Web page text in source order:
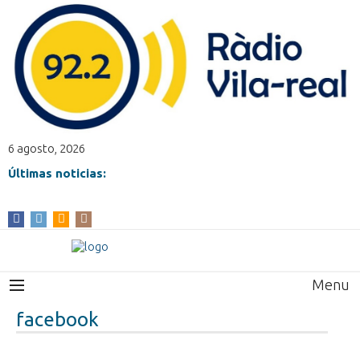
6 agosto, 2026
Últimas noticias:
Menu
facebook